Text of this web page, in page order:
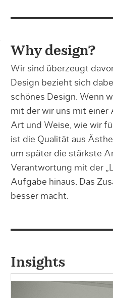
Why design?
Wir sind überzeugt
Design bezieht sich
schönes Design. Wenn
mit der wir uns mit einer
Art und Weise, wie wir
ist die Qualität aus
um später die stärkste
Verantwortung mit der
Aufgabe hinaus. Das
besser macht.
Insights